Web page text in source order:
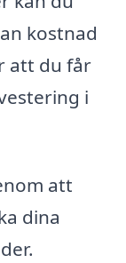
kostnad
att du får
i
att
dina